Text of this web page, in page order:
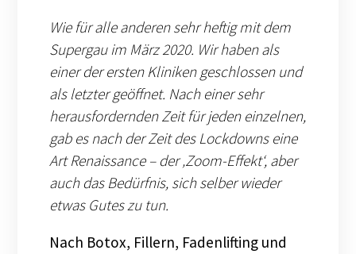
Wie für alle anderen sehr heftig mit dem
Supergau im März 2020. Wir haben als
einer der ersten Kliniken geschlossen und
als letzter geöffnet. Nach einer sehr
herausfordernden Zeit für jeden einzelnen,
gab es nach der Zeit des Lockdowns eine
Art Renaissance – der ‚Zoom-Effekt‘, aber
auch das Bedürfnis, sich selber wieder
etwas Gutes zu tun.
Nach Botox, Fillern, Fadenlifting und